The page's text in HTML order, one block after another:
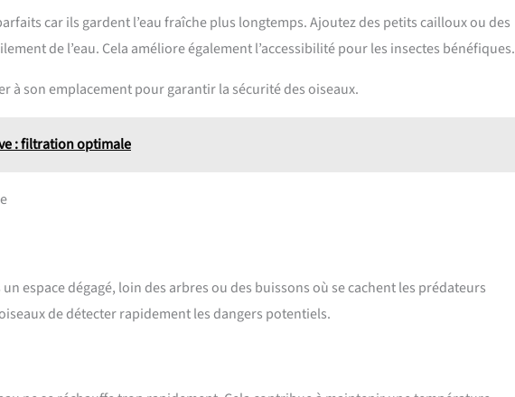
car ils gardent l’eau fraîche plus longtemps. Ajoutez des petits cailloux ou des
de l’eau. Cela améliore également l’accessibilité pour les insectes bénéfiques.
à son emplacement pour garantir la sécurité des oiseaux.
: filtration optimale
espace dégagé, loin des arbres ou des buissons où se cachent les prédateurs
de détecter rapidement les dangers potentiels.